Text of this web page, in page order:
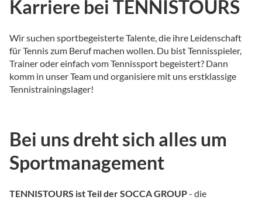
Karriere bei TENNISTOURS
Wir suchen sportbegeisterte Talente, die ihre Leidenschaft
für Tennis zum Beruf machen wollen. Du bist Tennisspieler,
Trainer oder einfach vom Tennissport begeistert? Dann
komm in unser Team und organisiere mit uns erstklassige
Tennistrainingslager!
Bei uns dreht sich alles um
Sportmanagement
TENNISTOURS ist Teil der SOCCA GROUP- die